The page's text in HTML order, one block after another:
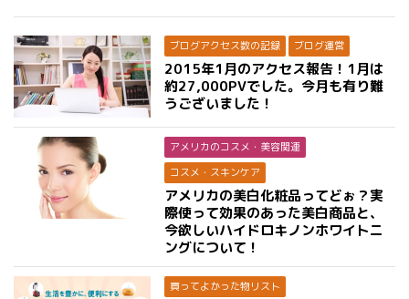
ブログアクセス数の記録 ブログ運営
2015年1月のアクセス報告！1月は
約27,000PVでした。今月も有り難
うございました！
アメリカのコスメ・美容関連
コスメ・スキンケア
アメリカの美白化粧品ってどぉ？実
際使って効果のあった美白商品と、
今欲しいハイドロキノンホワイトニ
ングについて！
買ってよかった物リスト